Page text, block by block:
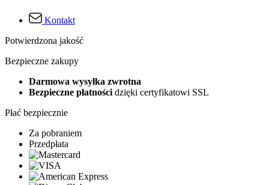
Kontakt
Potwierdzona jakość
Bezpieczne zakupy
Darmowa wysyłka zwrotna
Bezpieczne płatności dzięki certyfikatowi SSL
Płać bezpiecznie
Za pobraniem
Przedpłata